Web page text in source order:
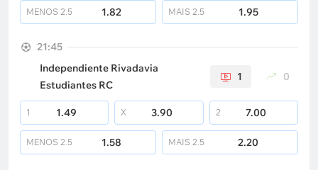
MENOS 2.5 1.82 MAIS 2.5 1.95
21:45
Independiente Rivadavia
Estudiantes RC
1 0
1 1.49 X 3.90 2 7.00
MENOS 2.5 1.58 MAIS 2.5 2.20